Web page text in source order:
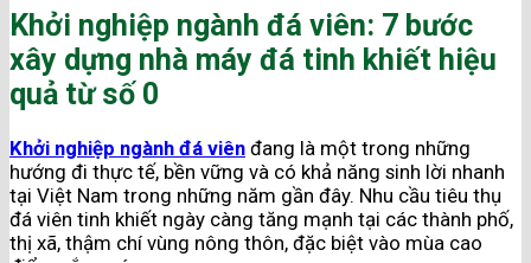
Khởi nghiệp ngành đá viên: 7 bước
xây dựng nhà máy đá tinh khiết hiệu
quả từ số 0
Khởi nghiệp ngành đá viên đang là một trong những
hướng đi thực tế, bền vững và có khả năng sinh lời nhanh
tại Việt Nam trong những năm gần đây. Nhu cầu tiêu thụ
đá viên tinh khiết ngày càng tăng mạnh tại các thành phố,
thị xã, thậm chí vùng nông thôn, đặc biệt vào mùa cao